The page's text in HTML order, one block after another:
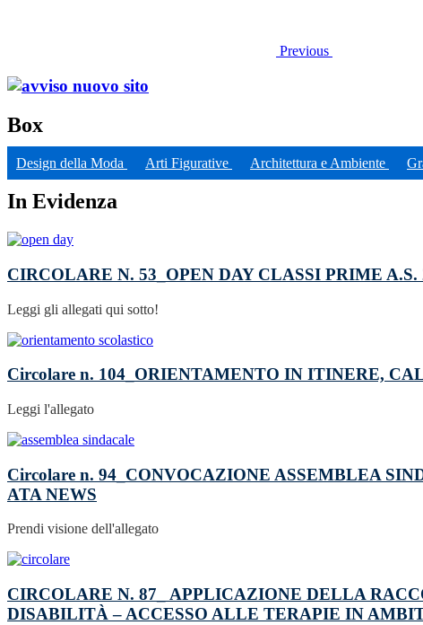
Previous
Box
Design della Moda Arti Figurative Architettura e Ambiente
In Evidenza
CIRCOLARE N. 53_OPEN DAY CLASSI PRIME
Leggi gli allegati qui sotto!
Circolare n. 104_ORIENTAMENTO IN ITINERE,
Leggi l'allegato
Circolare n. 94_CONVOCAZIONE ASSEMBLEA
ATA NEWS
Prendi visione dell'allegato
CIRCOLARE N. 87_ APPLICAZIONE DELLA
DISABILITÀ – ACCESSO ALLE TERAPIE IN